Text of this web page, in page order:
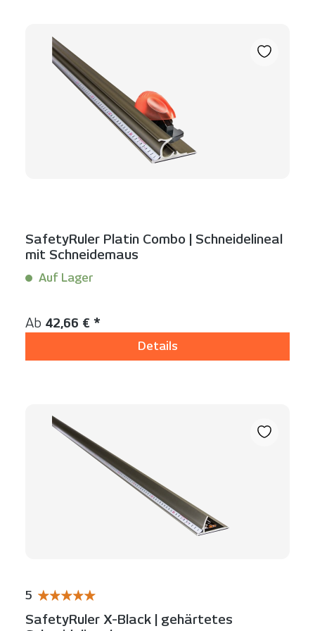
SafetyRuler Platin Combo | Schneidelineal
mit Schneidemaus
Auf Lager
Regulärer Preis:
Ab 42,66 € *
Details
5
Durchschnittliche Bewertung von 5 von 5 Sternen
SafetyRuler X-Black | gehärtetes